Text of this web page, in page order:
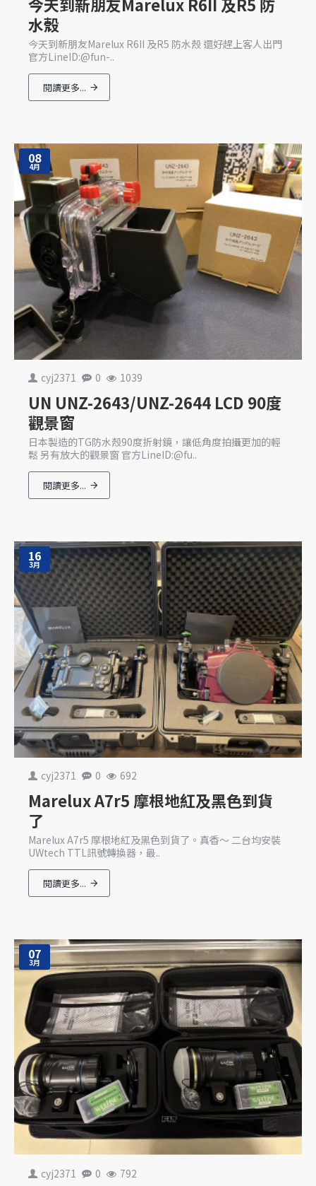
水殼
今天到新朋友Marelux R6II 及R5 防水殼 還好趕上客人出門
官方LineID:@fun-..
閱讀更多...
08
4月
cyj2371 0 1039
UN UNZ-2643/UNZ-2644 LCD 90度
觀景窗
日本製造的TG防水殼90度折射鏡，讓低角度拍攝更加的輕
鬆 另有放大的觀景窗 官方LineID:@fu..
閱讀更多...
16
3月
cyj2371 0 692
Marelux A7r5 摩根地紅及黑色到貨
了
Marelux A7r5 摩根地紅及黑色到貨了。真香～ 二台均安裝
UWtech TTL訊號轉換器，最..
閱讀更多...
07
3月
cyj2371 0 792